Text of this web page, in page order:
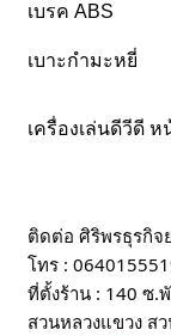
เบรค ABS
เบาะกำมะหยี่
เครื่องเล่นดีวีดี
ติดต่อ ศิริพรธุรกิจ
โทร :
ที่ตั้งร้าน : 140 ซ.
สวนหลวงแขวง ส